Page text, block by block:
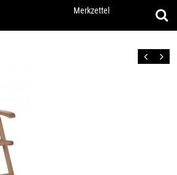
Merkzettel
Zurück Vor